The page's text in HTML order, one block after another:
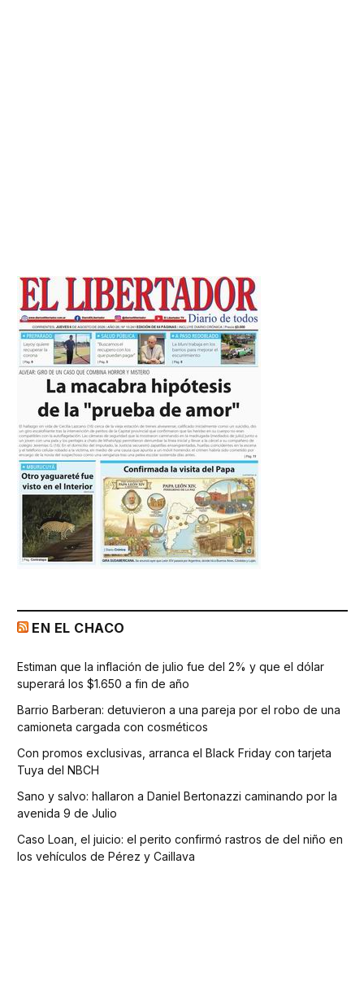
EN EL CHACO
Estiman que la inflación de julio fue del 2% y que el dólar
superará los $1.650 a fin de año
Barrio Barberan: detuvieron a una pareja por el robo de una
camioneta cargada con cosméticos
Con promos exclusivas, arranca el Black Friday con tarjeta
Tuya del NBCH
Sano y salvo: hallaron a Daniel Bertonazzi caminando por la
avenida 9 de Julio
Caso Loan, el juicio: el perito confirmó rastros de del niño en
los vehículos de Pérez y Caillava